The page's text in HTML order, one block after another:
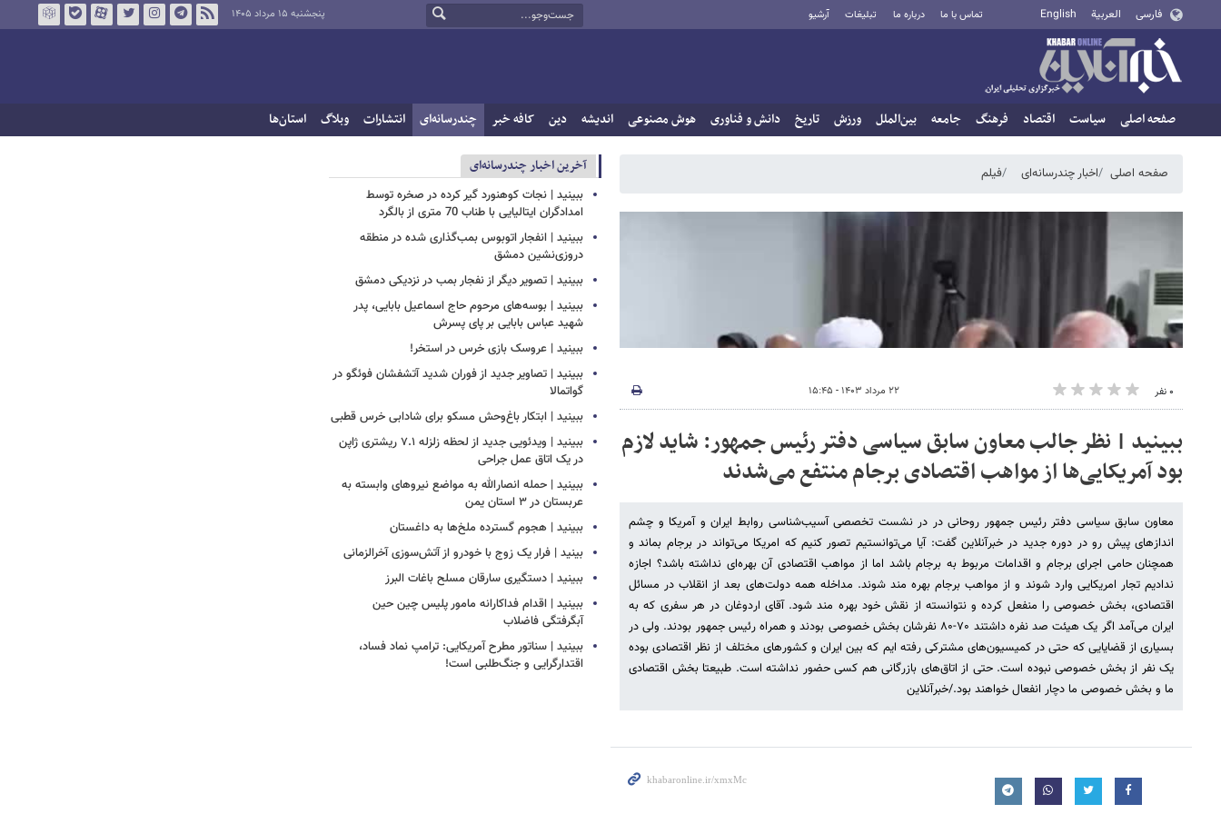
فارسی العربية English تماس با ما درباره ما تبلیغات آرشیو پنجشنبه ۱۵ مرداد ۱۴۰۵
صفحه اصلی سیاست اقتصاد فرهنگ جامعه بین‌الملل ورزش تاریخ دانش و فناوری هوش مصنوعی اندیشه دین کافه خبر چندرسانه‌ای انتشارات وبلاگ استان‌ها
صفحه اصلی اخبار چندرسانه‌ای فیلم
۰ نفر ۲۲ مرداد ۱۴۰۳ - ۱۵:۴۵
ببینید | نظر جالب معاون سابق سیاسی دفتر رئیس جمهور: شاید لازم
بود آمریکایی‌ها از مواهب اقتصادی برجام منتفع می‌شدند
معاون سابق سیاسی دفتر رئیس جمهور روحانی در در نشست تخصصی آسیب‌شناسی روابط ایران و آمریکا و چشم
اندازهای پیش رو در دوره جدید در خبرآنلاین گفت: آیا می‌توانستیم تصور کنیم که امریکا می‌تواند در برجام بماند و
همچنان حامی اجرای برجام و اقدامات مربوط به برجام باشد اما از مواهب اقتصادی آن بهره‌ای نداشته باشد؟ اجازه
ندادیم تجار امریکایی وارد شوند و از مواهب برجام بهره مند شوند. مداخله همه دولت‌های بعد از انقلاب در مسائل
اقتصادی، بخش خصوصی را منفعل کرده و نتوانسته از نقش خود بهره مند شود. آقای اردوغان در هر سفری که به
ایران می‌آمد اگر یک هیئت صد نفره داشتند ۷۰-۸۰ نفرشان بخش خصوصی بودند و همراه رئیس جمهور بودند. ولی در
بسیاری از قضایایی که حتی در کمیسیون‌های مشترکی رفته ایم که بین ایران و کشورهای مختلف از نظر اقتصادی بوده
یک نفر از بخش خصوصی نبوده است. حتی از اتاق‌های بازرگانی هم کسی حضور نداشته است. طبیعتا بخش اقتصادی
ما و بخش خصوصی ما دچار انفعال خواهند بود./خبرآنلاین
آخرین اخبار چندرسانه‌ای
ببینید | نجات کوهنورد گیر کرده در صخره توسط
امدادگران ایتالیایی با طناب 70 متری از بالگرد
ببینید | انفجار اتوبوس بمب‌گذاری شده در منطقه
دروزی‌نشین دمشق
ببینید | تصویر دیگر از نفجار بمب در نزدیکی دمشق
ببینید | بوسه‌های مرحوم حاج اسماعیل بابایی، پدر
شهید عباس بابایی بر پای پسرش
ببینید | عروسک بازی خرس در استخر!
ببینید | تصاویر جدید از فوران شدید آتشفشان فوئگو در
گواتمالا
ببینید | ابتکار باغ‌وحش مسکو برای شادابی خرس قطبی
ببینید | ویدئویی جدید از لحظه زلزله ۷.۱ ریشتری ژاپن
در یک اتاق عمل جراحی
ببینید | حمله انصارالله به مواضع نیروهای وابسته به
عربستان در ۳ استان یمن
ببینید | هجوم گسترده ملخ‌ها به داغستان
بینید | فرار یک زوج با خودرو از آتش‌سوزی آخرالزمانی
ببینید | دستگیری سارقان مسلح باغات البرز
ببینید | اقدام فداکارانه مامور پلیس چین حین
آبگرفتگی فاضلاب
ببینید | سناتور مطرح آمریکایی: ترامپ نماد فساد،
اقتدارگرایی و جنگ‌طلبی است!